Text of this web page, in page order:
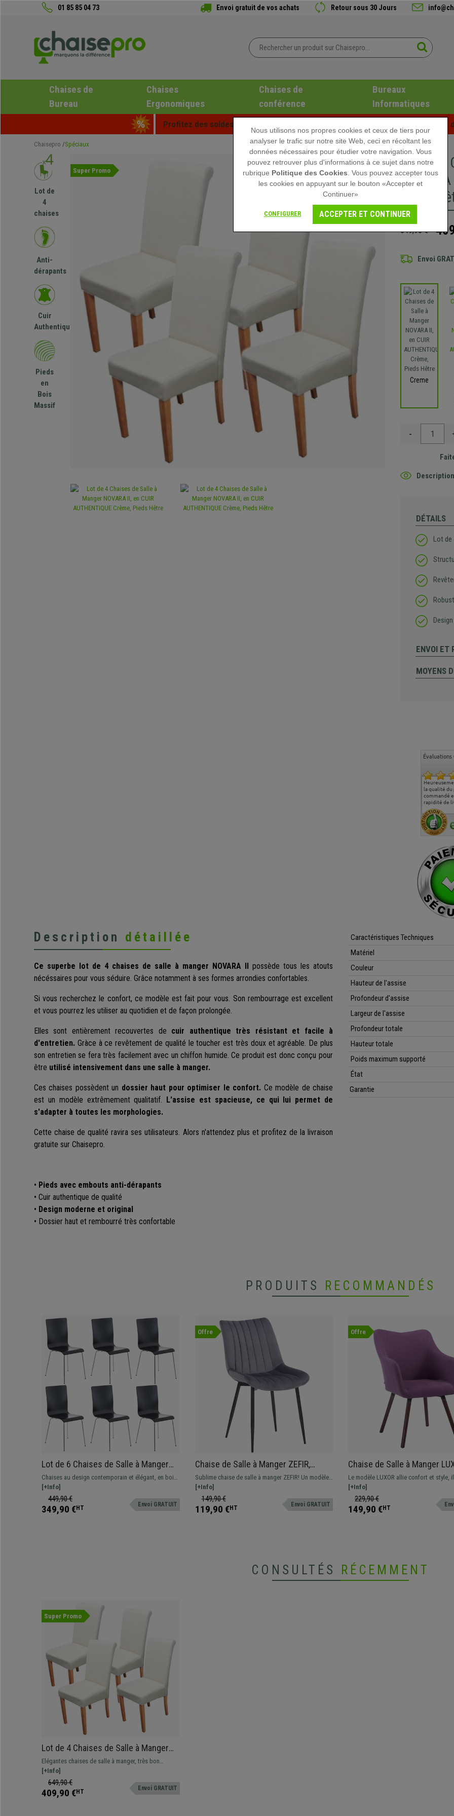
01 85 85 04 73 Envoi gratuit de vos achats Retour sous 30 Jours
Chaises de
Bureau
Chaises
Ergonomiques
Chaises de
conférence
Bureaux
Informatiques
Profitez des soldes d'été chez Chaisepro ! Des réductions exclusives pour une
Chaisepro Spéciaux
Lot de
4
chaises
Anti-
dérapants
Cuir
Authentique
Pieds
en
Bois
Massif
Super Promo
Lot de 4
Pieds
649,90 €
Envoi
Creme
-
DÉTAILS
Lot de
ENVOI ET
MOYENS
Évaluations
la qualité
commandé
rapidité de
Description détaillée
Ce superbe lot de 4 chaises de salle à manger NOVARA II possède tous les atouts
nécéssaires pour vous séduire. Grâce notamment à ses formes arrondies confortables.
Si vous recherchez le confort, ce modèle est fait pour vous. Son rembourrage est excellent
et vous pourrez les utiliser au quotidien et de façon prolongée.
Elles sont entièrement recouvertes de cuir authentique très résistant et facile à
d'entretien. Gràce à ce revêtement de qualité le toucher est très doux et agréable. De plus
son entretien se fera très facilement avec un chiffon humide. Ce produit est donc conçu pour
être utilisé intensivement dans une salle à manger.
Ces chaises possèdent un dossier haut pour optimiser le confort. Ce modèle de chaise
est un modèle extrêmement qualitatif. L'assise est spacieuse, ce qui lui permet de
s'adapter à toutes les morphologies.
Cette chaise de qualité ravira ses utilisateurs. Alors n'attendez plus et profitez de la livraison
gratuite sur Chaisepro.
• Pieds avec embouts anti-dérapants
• Cuir authentique de qualité
• Design moderne et original
• Dossier haut et rembourré très confortable
Caractéristiques Techniques
Matériel
Couleur
Hauteur de l'assise
Profondeur d'assise
Largeur de l'assise
Profondeur totale
Hauteur totale
Poids maximum supporté
État
Garantie
PRODUITS RECOMMANDÉS
Lot de 6 Chaises de Salle à Manger
LODI, Contemporaine, en Bois, Noir, en
Métal
Chaises au design contemporain et élégant, en bois
avec pieds en métal chromé, parfaites pour votre
salle à manger ou cuisine.
[+Info]
449,90 €
349,90 €HT Envoi GRATUIT
Offre
Chaise de Salle à Manger ZEFIR,
Revêtement en Velours Gris,
Structure métallique
Sublime chaise de salle à manger ZEFIR! Un modèle
au design exclusif, parfaite si vous recherchez une
chaise élégante et raffinée
[+Info]
149,90 €
119,90 €HT Envoi GRATUIT
Offre
Chaise de Salle à Manger
Tissu Violet, Pieds en Chêne
Marron
Le modèle LUXOR allie confort et style,
pour votre salle à manger. En tissu,
couleurs disponibles.
[+Info]
229,90 €
149,90 €HT
CONSULTÉS RÉCEMMENT
Super Promo
Lot de 4 Chaises de Salle à Manger
NOVARA II, en CUIR AUTHENTIQUE
Crème, Pieds Hêtre
Elégantes chaises de salle à manger, très bon
rapport qualité-prix. Cuir authentique de qualité.
[+Info]
649,90 €
409,90 €HT Envoi GRATUIT
Nous utilisons nos propres cookies et ceux de tiers pour
analyser le trafic sur notre site Web, ceci en récoltant les
données nécessaires pour étudier votre navigation. Vous
pouvez retrouver plus d'informations à ce sujet dans notre
rubrique Politique des Cookies . Vous pouvez accepter tous
les cookies en appuyant sur le bouton «Accepter et
Continuer»
CONFIGURER ACCEPTER ET CONTINUER